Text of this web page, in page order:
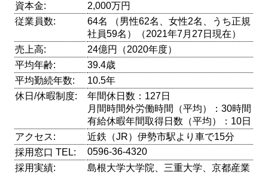
資本金:
2,000万円
従業員数:
64名 （男性62名、女性2名、うち正規
社員59名）（2021年7月27日現在）
売上高:
24億円（2020年度）
平均年齢:
39.4歳
平均勤続年数:
10.5年
休日/休暇制度:
年間休日数：127日
月間時間外労働時間（平均）：30時間
有給休暇年間取得日数（平均）：10日
アクセス:
近鉄（JR）伊勢市駅より車で15分
採用窓口 TEL:
0596-36-4320
採用実績:
島根大学大学院、三重大学、京都産業